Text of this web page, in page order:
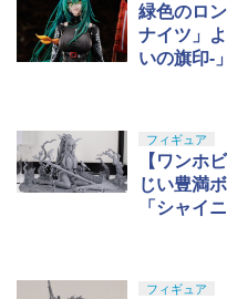
緑色のロ
ナイツ」
いの旗印-
フィギュア
【ワンホ
じい豊満
「シャイ
フィギュア